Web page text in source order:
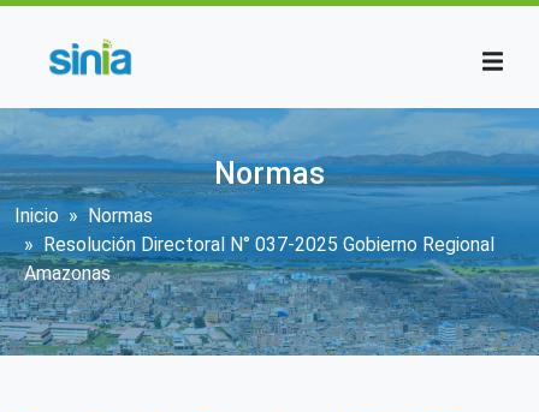
Normas
Sobrescribir enlaces de ayuda a la
Inicio
Normas
Resolución Directoral N° 037-2025 Gobierno Regional
Amazonas